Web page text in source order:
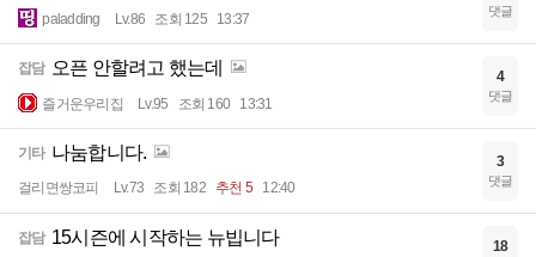
paladding Lv.86 조회 125 13:37 댓글
잡담 오픈 안할려고 했는데
즐거운우리집 Lv.95 조회 160 13:31
4
댓글
기타 나눔합니다.
걸리면쌍코피 Lv.73 조회 182 추천 5 12:40
3
댓글
잡담 15시즌에 시작하는 뉴빕니다 18